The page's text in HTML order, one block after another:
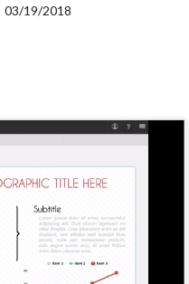
03/19/2018